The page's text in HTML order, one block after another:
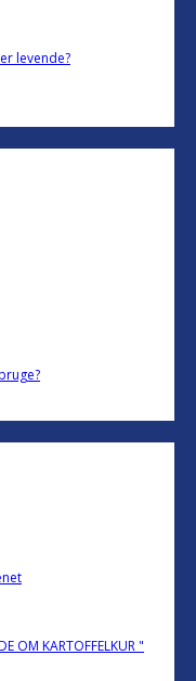
levende?
OM KARTOFFELKUR "